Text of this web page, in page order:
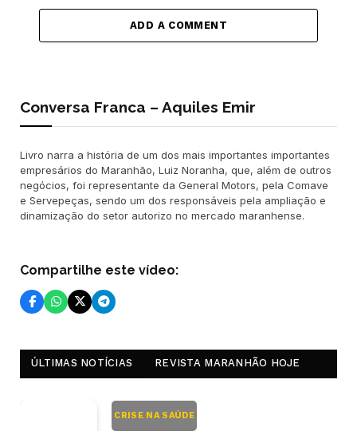
ADD A COMMENT
Conversa Franca – Aquiles Emir
Livro narra a história de um dos mais importantes importantes
empresários do Maranhão, Luiz Noranha, que, além de outros
negócios, foi representante da General Motors, pela Comave
e Servepeças, sendo um dos responsáveis pela ampliação e
dinamização do setor autorizo no mercado maranhense.
Compartilhe este vídeo:
ÚLTIMAS NOTÍCIAS REVISTA MARANHÃO HOJE
CRISE NA SAÚDE